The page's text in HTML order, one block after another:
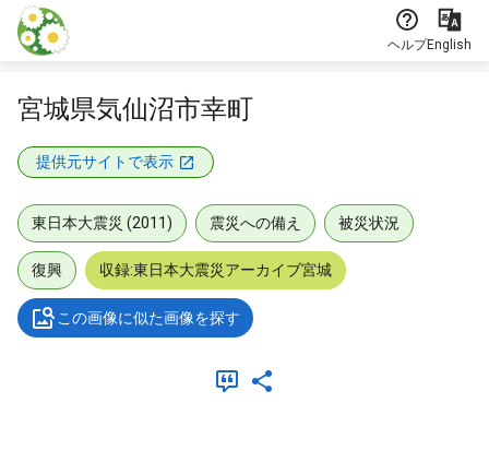
本文に飛ぶ
ヘルプEnglish
宮城県気仙沼市幸町
提供元サイトで表示
東日本大震災 (2011) 震災への備え 被災状況
復興 収録:東日本大震災アーカイブ宮城
この画像に似た画像を探す